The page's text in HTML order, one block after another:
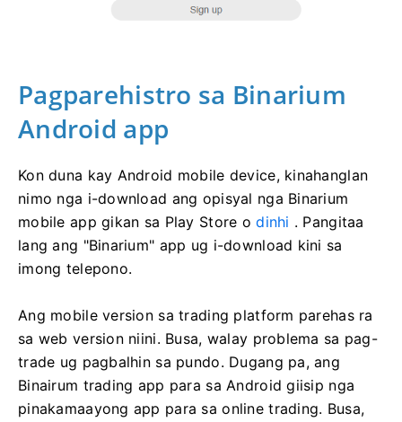
Pagparehistro sa Binarium
Android app
Kon duna kay Android mobile device, kinahanglan
nimo nga i-download ang opisyal nga Binarium
mobile app gikan sa Play Store odinhi . Pangitaa
lang ang "Binarium" app ug i-download kini sa
imong telepono.
Ang mobile version sa trading platform parehas ra
sa web version niini. Busa, walay problema sa pag-
trade ug pagbalhin sa pundo. Dugang pa, ang
Binairum trading app para sa Android giisip nga
pinakamaayong app para sa online trading. Busa,